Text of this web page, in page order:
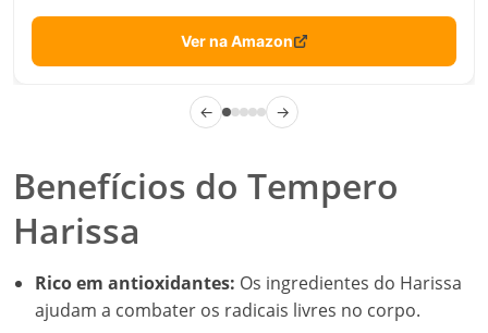
Ver na Amazon
← →
Benefícios do Tempero
Harissa
Rico em antioxidantes: Os ingredientes do Harissa
ajudam a combater os radicais livres no corpo.